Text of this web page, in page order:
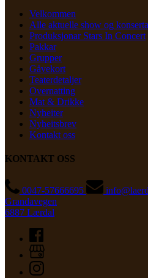
Velkommen
Alle aktuelle show og
Produksjonar Stars In Concert
Pakkar
Grupper
Gåvekort
Teaterdetaljer
Overnatting
Mat & Drikke
Nyheiter
Nyheitsbrev
Kontakt oss
KONTAKT OSS
0047-57666695
Grandavegen
6887 Lærdal